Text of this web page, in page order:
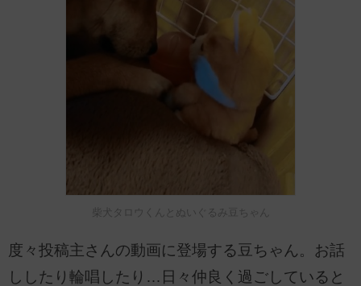
柴犬タロウくんとぬいぐるみ豆ちゃん
度々投稿主さんの動画に登場する豆ちゃん。お話
ししたり輪唱したり…日々仲良く過ごしていると